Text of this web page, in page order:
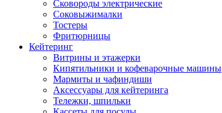
Сковороды электрические
Соковыжималки
Тостеры
Фритюрницы
Кейтеринг
Витрины и этажерки
Кипятильники и кофеварочные машины
Мармиты и чафиндиши
Аксессуары для кейтеринга
Тележки, шпильки